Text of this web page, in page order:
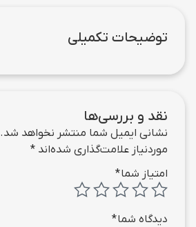
توضیحات تکمیلی
نقد و بررسی‌ها
نشانی ایمیل شما منتشر نخواهد شد.
موردنیاز علامت‌گذاری شده‌اند *
امتیاز شما*
دیدگاه شما*